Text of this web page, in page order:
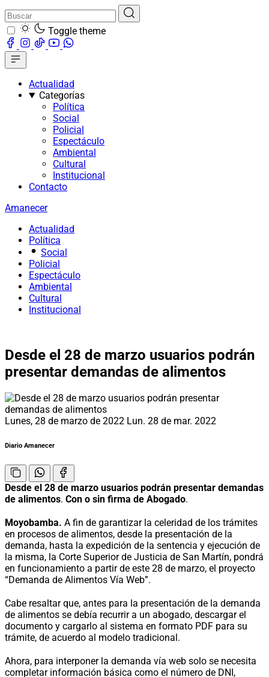
Toggle theme
Actualidad
Categorías
Política
Social
Policial
Espectáculo
Ambiental
Cultural
Institucional
Contacto
Amanecer
Actualidad
Política
Social
Policial
Espectáculo
Ambiental
Cultural
Institucional
Desde el 28 de marzo usuarios podrán
presentar demandas de alimentos
Lunes, 28 de marzo de 2022 Lun. 28 de mar. 2022
Diario Amanecer
Desde el 28 de marzo usuarios podrán presentar demandas
de alimentos. Con o sin firma de Abogado.
Moyobamba. A fin de garantizar la celeridad de los trámites
en procesos de alimentos, desde la presentación de la
demanda, hasta la expedición de la sentencia y ejecución de
la misma, la Corte Superior de Justicia de San Martín, pondrá
en funcionamiento a partir de este 28 de marzo, el proyecto
“Demanda de Alimentos Vía Web”.
Cabe resaltar que, antes para la presentación de la demanda
de alimentos se debía recurrir a un abogado, descargar el
documento y cargarlo al sistema en formato PDF para su
trámite, de acuerdo al modelo tradicional.
Ahora, para interponer la demanda vía web solo se necesita
completar información básica como el número de DNI,